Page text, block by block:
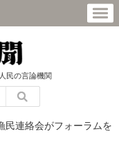
民の言論機関
連絡会がフォーラムを